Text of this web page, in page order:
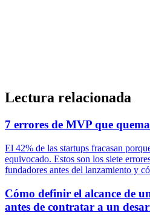
Lectura relacionada
7 errores de MVP que
El 42% de las startups fracasan
equivocado. Estos son los siete
fundadores antes del lanzamiento y
Cómo definir el alcance de
antes de contratar a un